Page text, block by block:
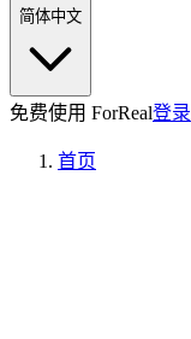
简体中文
免费使用 ForReal登录
首页